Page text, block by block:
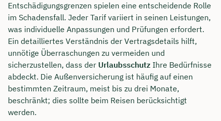
Entschädigungsgrenzen spielen eine entscheidende Rolle
im Schadensfall. Jeder Tarif variiert in seinen Leistungen,
was individuelle Anpassungen und Prüfungen erfordert.
Ein detailliertes Verständnis der Vertragsdetails hilft,
unnötige Überraschungen zu vermeiden und
sicherzustellen, dass der Urlaubsschutz Ihre Bedürfnisse
abdeckt. Die Außenversicherung ist häufig auf einen
bestimmten Zeitraum, meist bis zu drei Monate,
beschränkt; dies sollte beim Reisen berücksichtigt
werden.